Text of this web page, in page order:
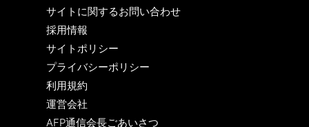
サイトに関するお問い合わせ
採用情報
サイトポリシー
プライバシーポリシー
利用規約
運営会社
AFP通信会長ごあいさつ